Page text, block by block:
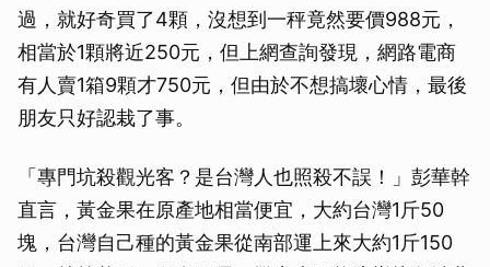
過，就好奇買了4顆，沒想到一秤竟然要價988元，
相當於1顆將近250元，但上網查詢發現，網路電商
有人賣1箱9顆才750元，但由於不想搞壞心情，最後
朋友只好認栽了事。
「專門坑殺觀光客？是台灣人也照殺不誤！」彭華幹
直言，黃金果在原產地相當便宜，大約台灣1斤50
塊，台灣自己種的黃金果從南部運上來大約1斤150